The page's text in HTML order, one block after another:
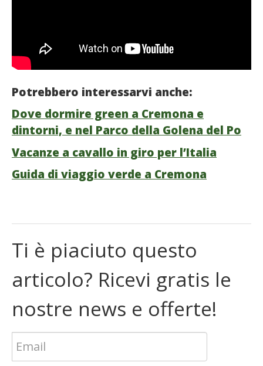
Potrebbero interessarvi anche:
Dove dormire green a Cremona e
dintorni, e nel Parco della Golena del Po
Vacanze a cavallo in giro per l’Italia
Guida di viaggio verde a Cremona
Ti è piaciuto questo
articolo? Ricevi gratis le
nostre news e offerte!